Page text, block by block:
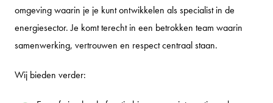
omgeving waarin je je kunt ontwikkelen als specialist in de
energiesector. Je komt terecht in een betrokken team waarin
samenwerking, vertrouwen en respect centraal staan.
Wij bieden verder: